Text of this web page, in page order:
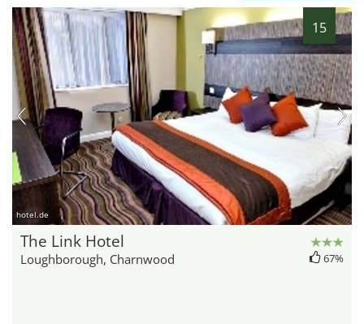
15
hotel.de
The Link Hotel
Loughborough, Charnwood 67%